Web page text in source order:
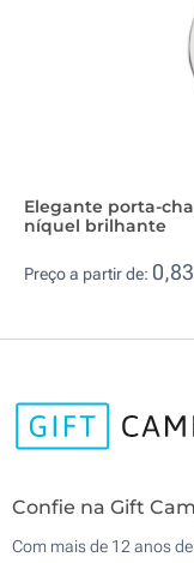
Elegante porta-
níquel brilhante
Preço a partir de:
Confie na Gift
Com mais de 12 anos